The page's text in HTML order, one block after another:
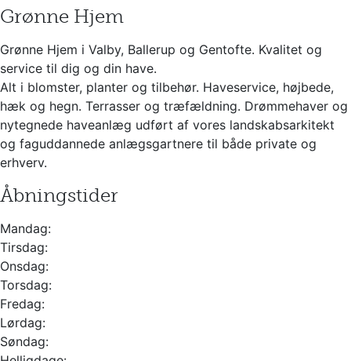
Grønne Hjem
Grønne Hjem i Valby, Ballerup og Gentofte. Kvalitet og
service til dig og din have.
Alt i blomster, planter og tilbehør. Haveservice, højbede,
hæk og hegn. Terrasser og træfældning. Drømmehaver og
nytegnede haveanlæg udført af vores landskabsarkitekt
og faguddannede anlægsgartnere til både private og
erhverv.
Åbningstider
Mandag:
Tirsdag:
Onsdag:
Torsdag:
Fredag:
Lørdag:
Søndag: